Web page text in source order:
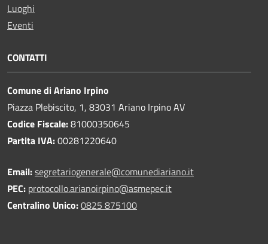
Luoghi
Eventi
CONTATTI
Comune di Ariano Irpino
Piazza Plebiscito, 1, 83031 Ariano Irpino AV
Codice Fiscale:81000350645
Partita IVA:00281220640
Email:segretariogenerale@comunediariano.it
PEC: protocollo.arianoirpino@asmepec.it
Centralino Unico:0825 875100